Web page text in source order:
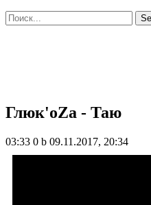
Глюк'oZа - Таю
03:33 0 b 09.11.2017, 20:34